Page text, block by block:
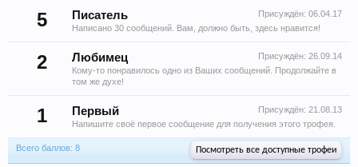
5
Присуждён: 06.04.17
Писатель
Написано 30 сообщений. Вам, должно быть, здесь нравится!
2 Присуждён: 26.09.14
Любимец
Кому-то понравилось одно из Ваших сообщений. Продолжайте в
том же духе!
1 Присуждён: 21.08.13
Первый
Напишите своё первое сообщение для получения этого трофея.
Всего баллов: 8 Посмотреть все доступные трофеи